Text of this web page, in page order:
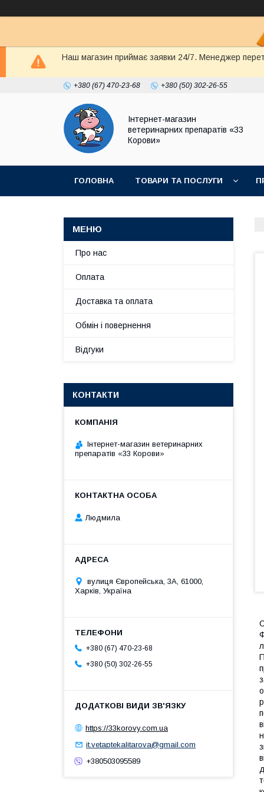
Наш магазин приймає заявки 24/7. Менеджер
+380 (67) 470-23-68 +380 (50) 302-26-55
Інтернет-магазин
ветеринарних препаратів «33
Корови»
ГОЛОВНА ТОВАРИ ТА ПОСЛУГИ
Про нас
Оплата
Доставка та оплата
Обмін і повернення
Відгуки
КОНТАКТИ
Інтернет-магазин ветеринарних
препаратів «33 Корови»
Людмила
вулиця Європейська, 3А, 61000,
Харків, Україна
+380 (67) 470-23-68
+380 (50) 302-26-55
https://33korovy.com.ua
it.vetaptekalitarova@gmail.com
+380503095589